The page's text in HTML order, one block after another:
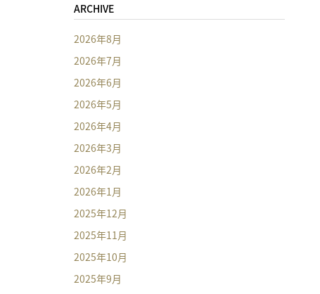
ARCHIVE
2026年8月
2026年7月
2026年6月
2026年5月
2026年4月
2026年3月
2026年2月
2026年1月
2025年12月
2025年11月
2025年10月
2025年9月